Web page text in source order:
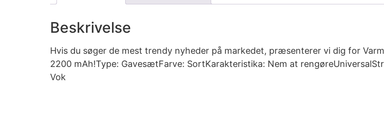
Beskrivelse
Hvis du søger de mest trendy nyheder på markedet, præsenterer vi dig for
2200 mAh!Type: GavesætFarve: SortKarakteristika: Nem at
Vok